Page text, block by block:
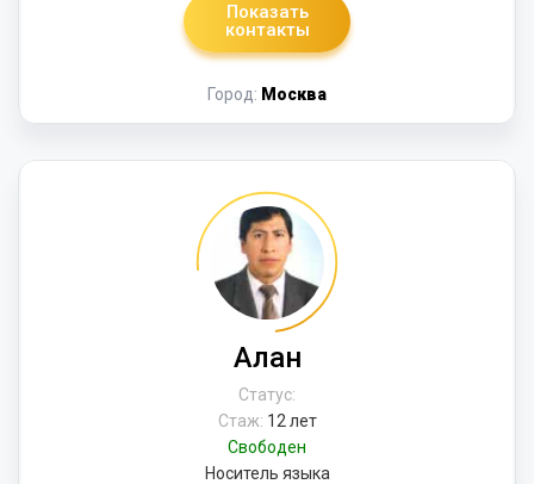
Город: Москва
Показать
контакты
Алан
Статус:
Стаж: 12 лет
Свободен
Носитель языка